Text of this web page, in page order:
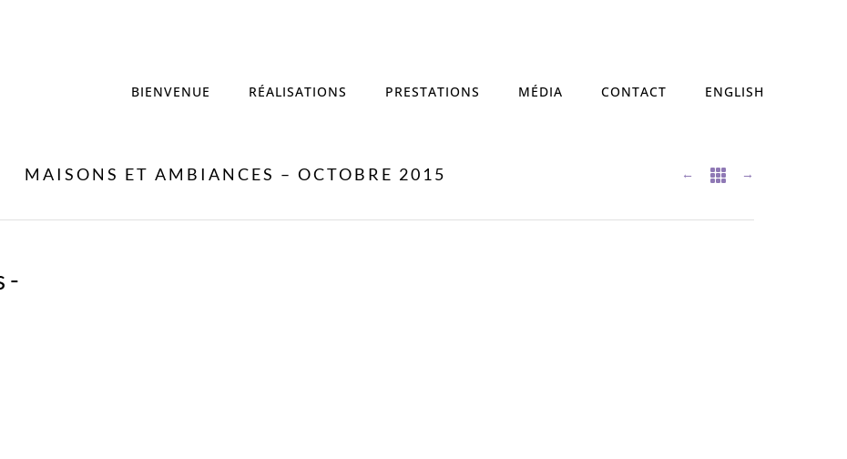
BIENVENUE RÉALISATIONS PRESTATIONS MÉDIA CONTACT ENGLISH
MAISONS ET AMBIANCES – OCTOBRE 2015 ← →

-